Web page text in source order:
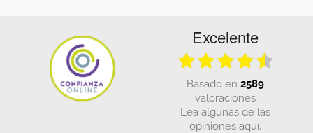
Excelente
basado en 2589
valoraciones
Lea algunas de las
opiniones aquí.